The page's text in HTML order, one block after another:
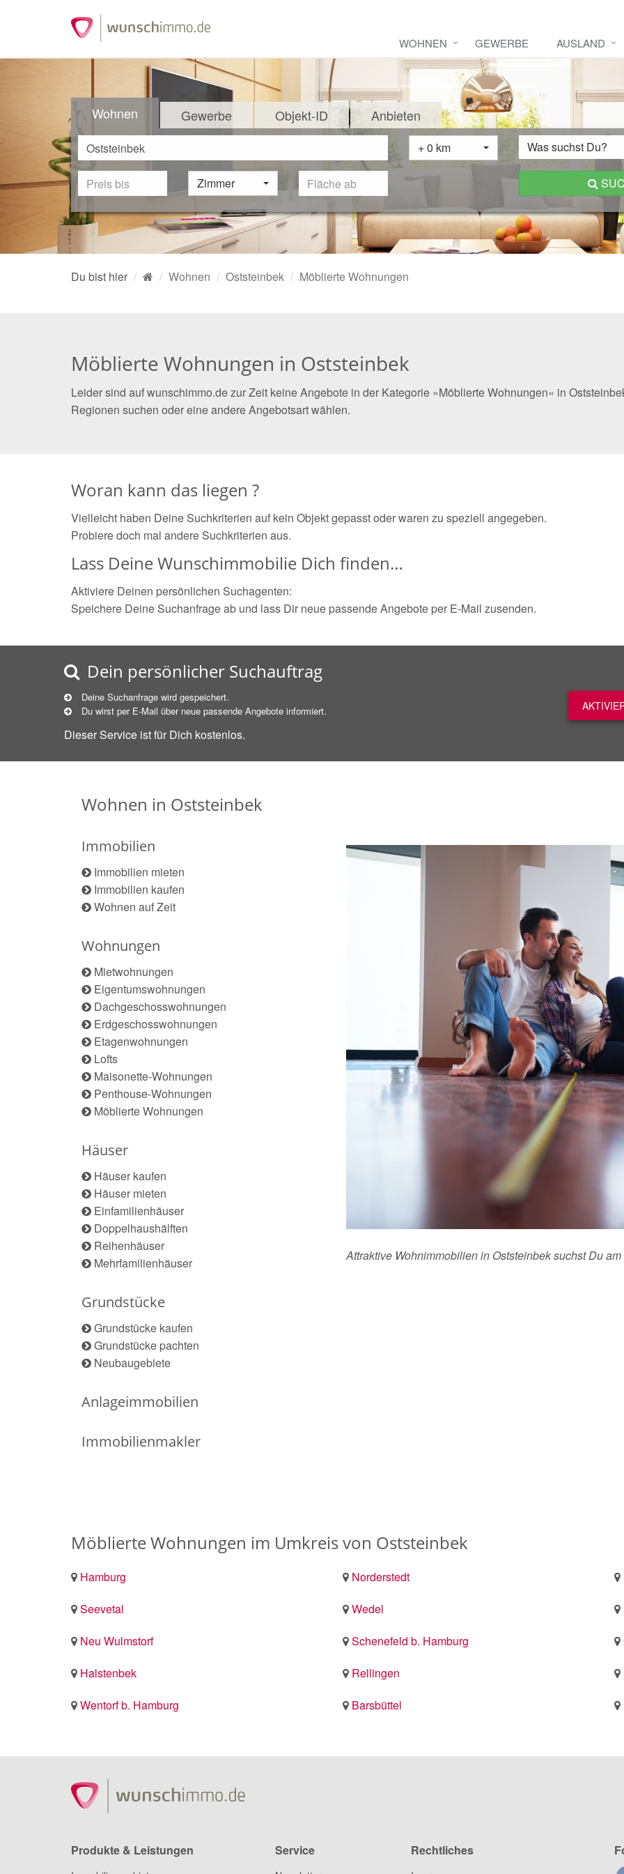
WOHNEN GEWERBE AUSLAND
Wohnen Gewerbe Objekt-ID Anbieten
+ 0 km Was suchst Du?
Zimmer
Du bist hier Wohnen Oststeinbek Möblierte Wohnungen
Möblierte Wohnungen in Oststeinbek
Leider sind auf wunschimmo.de zur Zeit keine Angebote in der Kategorie »Möblierte Wohnungen« in
Regionen suchen oder eine andere Angebotsart wählen.
Woran kann das liegen ?
Vielleicht haben Deine Suchkriterien auf kein Objekt gepasst oder waren zu speziell angegeben.
Probiere doch mal andere Suchkriterien aus.
Lass Deine Wunschimmobilie Dich finden…
Aktiviere Deinen persönlichen Suchagenten:
Speichere Deine Suchanfrage ab und lass Dir neue passende Angebote per E-Mail zusenden.
Dein persönlicher Suchauftrag
Deine Suchanfrage wird gespeichert.
Du wirst per E-Mail über neue passende Angebote informiert.
Dieser Service ist für Dich kostenlos.
Wohnen in Oststeinbek
Immobilien
Immobilien mieten
Immobilien kaufen
Wohnen auf Zeit
Wohnungen
Mietwohnungen
Eigentumswohnungen
Dachgeschosswohnungen
Erdgeschosswohnungen
Etagenwohnungen
Lofts
Maisonette-Wohnungen
Penthouse-Wohnungen
Möblierte Wohnungen
Häuser
Häuser kaufen
Häuser mieten
Einfamilienhäuser
Doppelhaushälften
Reihenhäuser
Mehrfamilienhäuser
Grundstücke
Grundstücke kaufen
Grundstücke pachten
Neubaugebiete
Anlageimmobilien
Immobilienmakler
Attraktive Wohnimmobilien in Oststeinbek suchst Du
Möblierte Wohnungen im Umkreis von Oststeinbek
Hamburg Norderstedt
Seevetal
Wedel
Neu Wulmstorf
Schenefeld b. Hamburg
Halstenbek
Rellingen
Wentorf b. Hamburg
Barsbüttel
Produkte & Leistungen Service Rechtliches